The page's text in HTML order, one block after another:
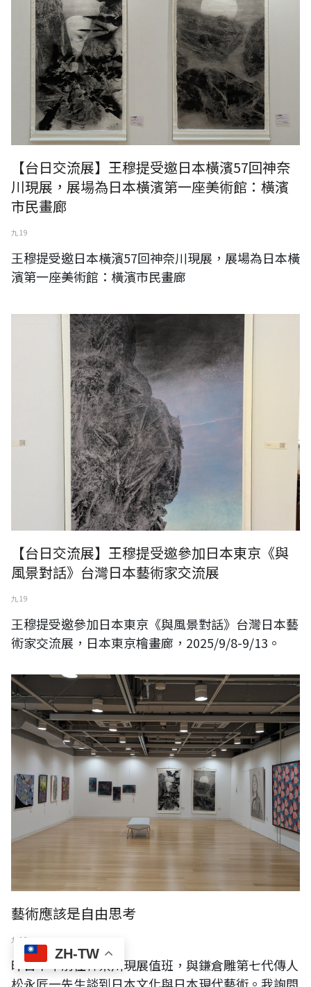
ZH-TW
【台日交流展】王穆提受邀日本橫濱57回神奈
川現展，展場為日本橫濱第一座美術館：橫濱
市民畫廊
九 19
王穆提受邀日本橫濱57回神奈川現展，展場為日本橫
濱第一座美術館：橫濱市民畫廊
王穆提受邀參加日本東京《與風景對話》台灣日本藝術家交流展
【台日交流展】王穆提受邀參加日本東京《與
風景對話》台灣日本藝術家交流展
九 19
王穆提受邀參加日本東京《與風景對話》台灣日本藝
術家交流展，日本東京檜畫廊，2025/9/8-9/13。
藝術應該是自由思考
九 12
昨日下午前往神奈川現展值班，與鎌倉雕第七代傳人